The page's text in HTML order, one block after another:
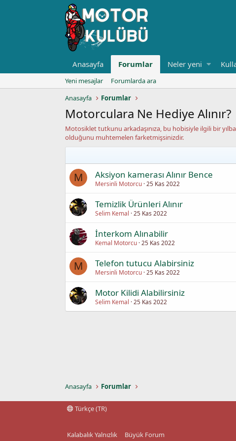
Anasayfa Forumlar Neler yeni
Yeni mesajlar
Forumlarda ara
Anasayfa
Forumlar
Motorculara Ne Hediye Alınır?
Motosiklet tutkunu arkadaşınıza, bu hobisiyle ilgili bir
olduğunu muhtemelen farketmişsinizdir.
M Aksiyon kamerası Alınır Bence
Mersinli Motorcu 25 Kas 2022
Temizlik Ürünleri Alınır
Selim Kemal 25 Kas 2022
İnterkom Alınabilir
Kemal Motorcu 25 Kas 2022
M Telefon tutucu Alabirsiniz
Mersinli Motorcu 25 Kas 2022
Motor Kilidi Alabilirsiniz
Selim Kemal 25 Kas 2022
Anasayfa Forumlar
Türkçe (TR)
Kalabalık Yalnızlık Büyük Forum